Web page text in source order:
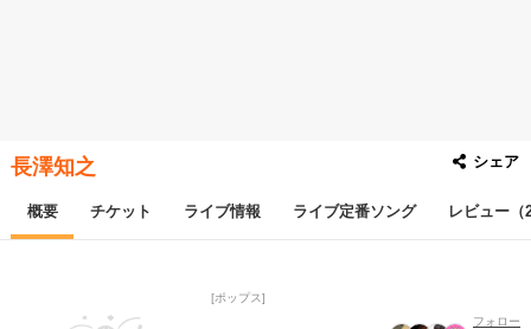
長澤知之 シェア
概要 チケット ライブ情報 ライブ定番ソング レビュー（
ポップス
フォロー